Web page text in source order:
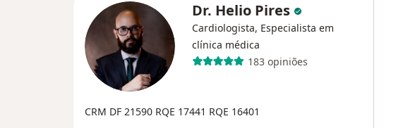
Dr. Helio Pires
Cardiologista, Especialista em
clínica médica
183 opiniões
CRM DF 21590 RQE 17441 RQE 16401